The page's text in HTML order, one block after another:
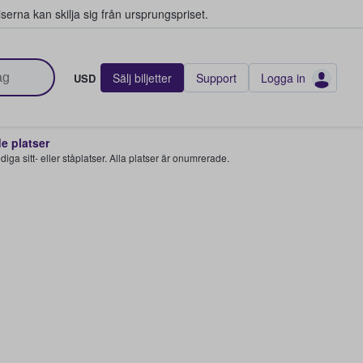
kan skilja sig från ursprungspriset.
USD Sälj biljetter Support Logga in
platser
sitt- eller ståplatser. Alla platser är onumrerade.